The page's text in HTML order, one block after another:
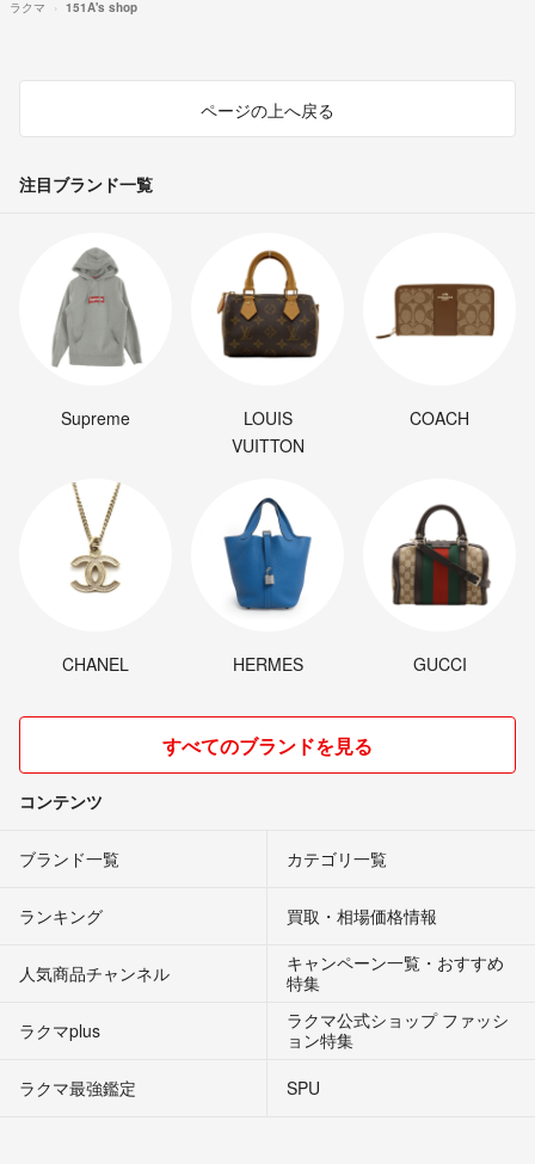
ラクマ 151A's shop
ページの上へ戻る
注目ブランド一覧
Supreme
LOUIS
VUITTON
COACH
CHANEL HERMES GUCCI
すべてのブランドを見る
コンテンツ
ブランド一覧 カテゴリ一覧
ランキング 買取・相場価格情報
人気商品チャンネル
キャンペーン一覧・おすすめ
特集
ラクマplus
ラクマ公式ショップ ファッシ
ョン特集
ラクマ最強鑑定
SPU